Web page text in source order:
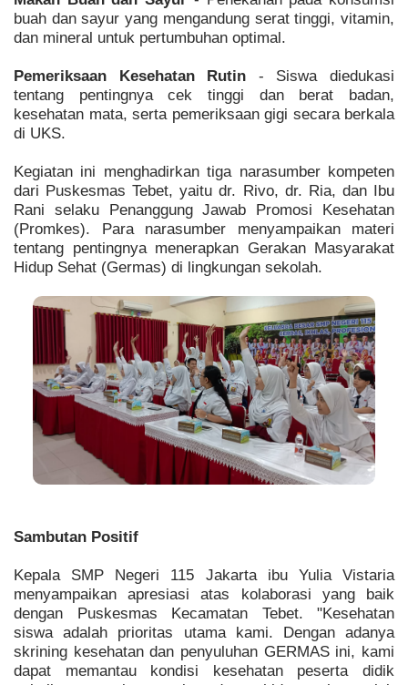
buah dan sayur yang mengandung serat tinggi, vitamin,
dan mineral untuk pertumbuhan optimal.
Pemeriksaan Kesehatan Rutin - Siswa diedukasi
tentang pentingnya cek tinggi dan berat badan,
kesehatan mata, serta pemeriksaan gigi secara berkala
di UKS.
Kegiatan ini menghadirkan tiga narasumber kompeten
dari Puskesmas Tebet, yaitu dr. Rivo, dr. Ria, dan Ibu
Rani selaku Penanggung Jawab Promosi Kesehatan
(Promkes). Para narasumber menyampaikan materi
tentang pentingnya menerapkan Gerakan Masyarakat
Hidup Sehat (Germas) di lingkungan sekolah.
Sambutan Positif
Kepala SMP Negeri 115 Jakarta ibu Yulia Vistaria
menyampaikan apresiasi atas kolaborasi yang baik
dengan Puskesmas Kecamatan Tebet. "Kesehatan
siswa adalah prioritas utama kami. Dengan adanya
skrining kesehatan dan penyuluhan GERMAS ini, kami
dapat memantau kondisi kesehatan peserta didik